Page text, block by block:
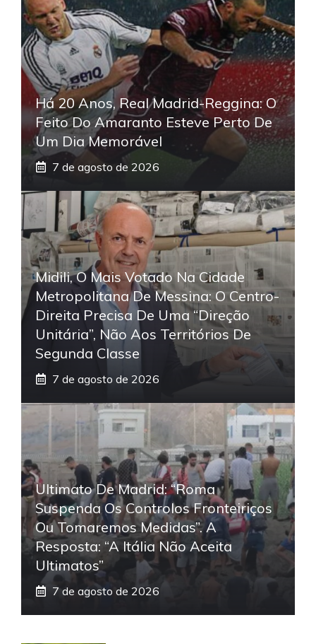
Há 20 Anos, Real Madrid-Reggina: O
Feito Do Amaranto Esteve Perto De
Um Dia Memorável
7 de agosto de 2026
Midili, O Mais Votado Na Cidade
Metropolitana De Messina: O Centro-
Direita Precisa De Uma “direção
Unitária”, Não Aos Territórios De
Segunda Classe
7 de agosto de 2026
Ultimato De Madrid: “Roma
Suspenda Os Controlos Fronteiriços
Ou Tomaremos Medidas”. A
Resposta: “A Itália Não Aceita
Ultimatos”
7 de agosto de 2026